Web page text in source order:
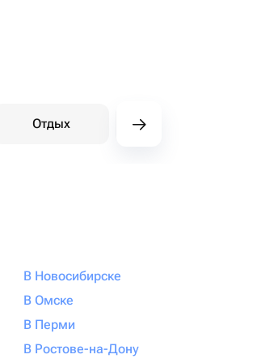
Отдых
В Новосибирске
В Омске
В Перми
В Ростове-на-Дону